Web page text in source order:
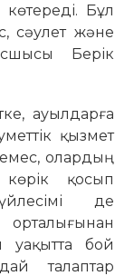
Бұл
сәулет және
Берік
ауылдарға
қызмет
олардың
көрік қосып
де
бой
талаптар